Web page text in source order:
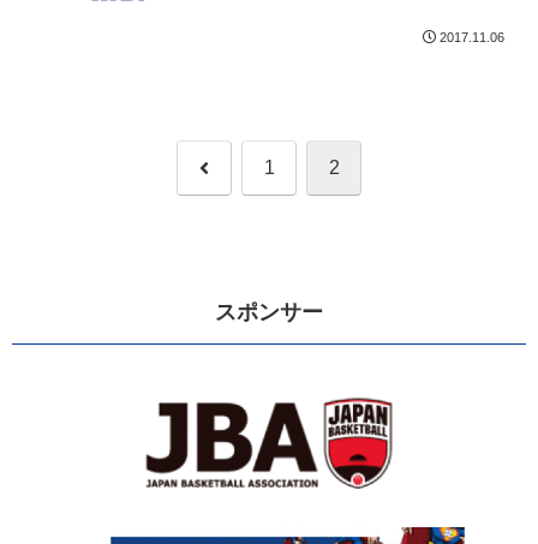
2017.11.06
前 1 2
スポンサー